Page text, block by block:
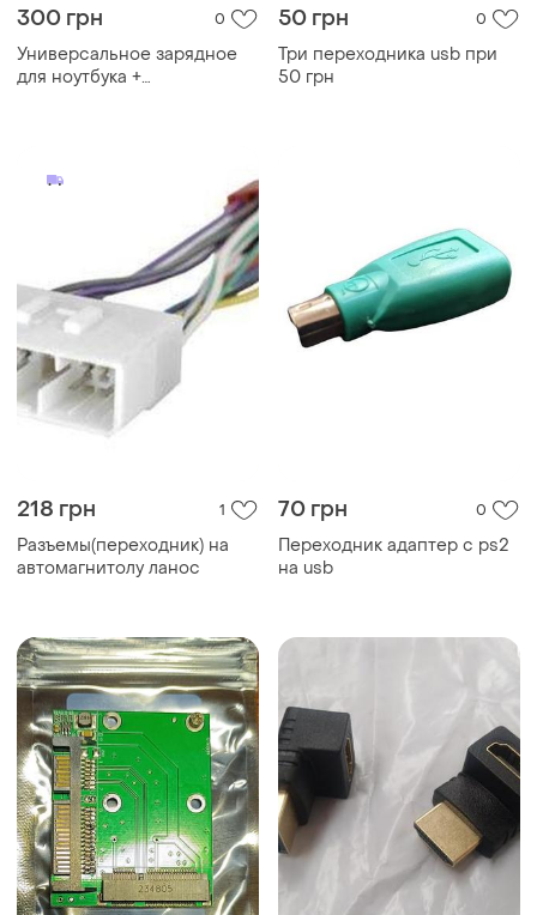
300 грн 0
Универсальное зарядное
для ноутбука +
50 грн 0
Три переходника usb при
50 грн
218 грн 1
Разъемы(переходник) на
автомагнитолу ланос
70 грн 0
Переходник адаптер с ps2
на usb